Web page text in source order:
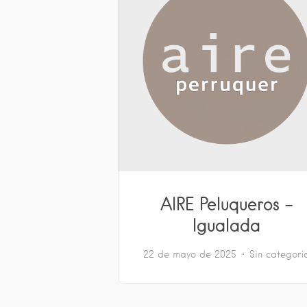
AIRE Peluqueros –
Igualada
22 de mayo de 2025 Sin